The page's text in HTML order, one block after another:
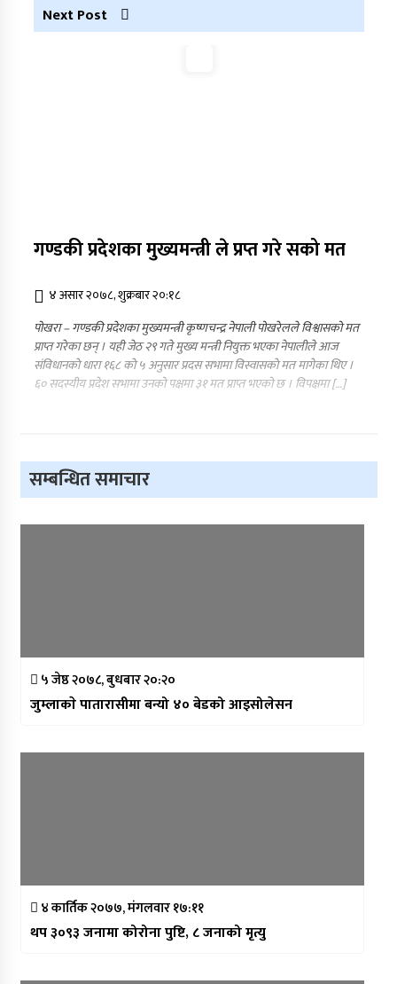
Next Post
गण्डकी प्रदेशका मुख्यमन्त्री ले प्रप्त गरे सको मत
४ असार २०७८, शुक्रबार २०:१८
पोखरा – गण्डकी प्रदेशका मुख्यमन्त्री कृष्णचन्द्र नेपाली पोखरेलले विश्वासको मत
प्राप्त गरेका छन् । यही जेठ २९ गते मुख्य मन्त्री नियुक्त भएका नेपालीले आज
संविधानकाे धारा १६८ काे ५ अनुसार प्रदस सभामा विस्वासकाे मत मागेका थिए ।
६० सदस्यीय प्रदेश सभामा उनको पक्षमा ३१ मत प्राप्त भएको छ । विपक्षमा […]
सम्बन्धित समाचार
५ जेष्ठ २०७८, बुधबार २०:२०
जुम्लाकाे पातारासीमा बन्यो ४० बेडको आइसोलेसन
४ कार्तिक २०७७, मंगलवार १७:११
थप ३०९३ जनामा कोरोना पुष्टि, ८ जनाको मृत्यु